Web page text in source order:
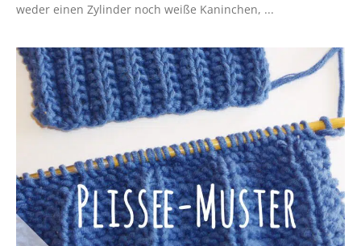
weder einen Zylinder noch weiße Kaninchen, ...